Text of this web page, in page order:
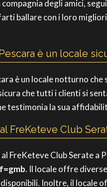
compagnia degli amici,
ballare con i loro
è un locale
è un locale notturno
che tutti i clienti si
testimonia la sua
FreKeteve Club
FreKeteve Club Serate
. Il locale offre
Inoltre, il locale